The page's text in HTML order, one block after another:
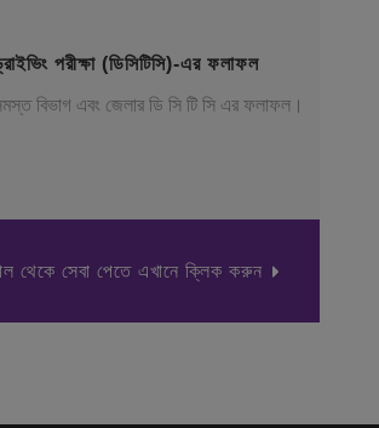
পরীক্ষা (ডিসিটিসি)-এর ফলাফল
বিভাগ এবং জেলার ডি সি টি সি এর ফলাফল।
থেকে সেবা পেতে এখানে ক্লিক করুন